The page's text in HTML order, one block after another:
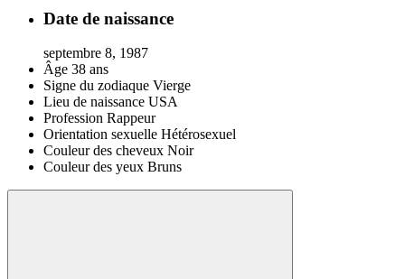
Date de naissance
septembre 8, 1987
Âge 38 ans
Signe du zodiaque Vierge
Lieu de naissance USA
Profession Rappeur
Orientation sexuelle Hétérosexuel
Couleur des cheveux Noir
Couleur des yeux Bruns